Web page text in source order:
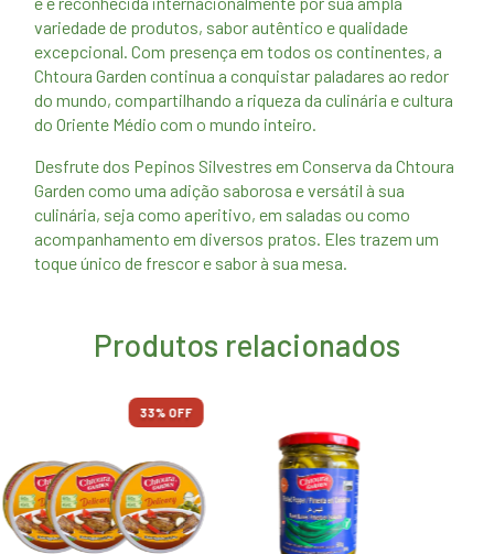
variedade de produtos, sabor autêntico e qualidade
excepcional. Com presença em todos os continentes, a
Chtoura Garden continua a conquistar paladares ao redor
do mundo, compartilhando a riqueza da culinária e cultura
do Oriente Médio com o mundo inteiro.
Desfrute dos Pepinos Silvestres em Conserva da Chtoura
Garden como uma adição saborosa e versátil à sua
culinária, seja como aperitivo, em saladas ou como
acompanhamento em diversos pratos. Eles trazem um
toque único de frescor e sabor à sua mesa.
Produtos relacionados
33% OFF